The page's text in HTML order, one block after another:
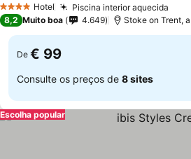
4 EstrelasHotel Piscina interior aquecida
8,2 Muito boa 4.649 Stoke on Trent,
De € 99
Consulte os preços de 8 sites
Escolha popular